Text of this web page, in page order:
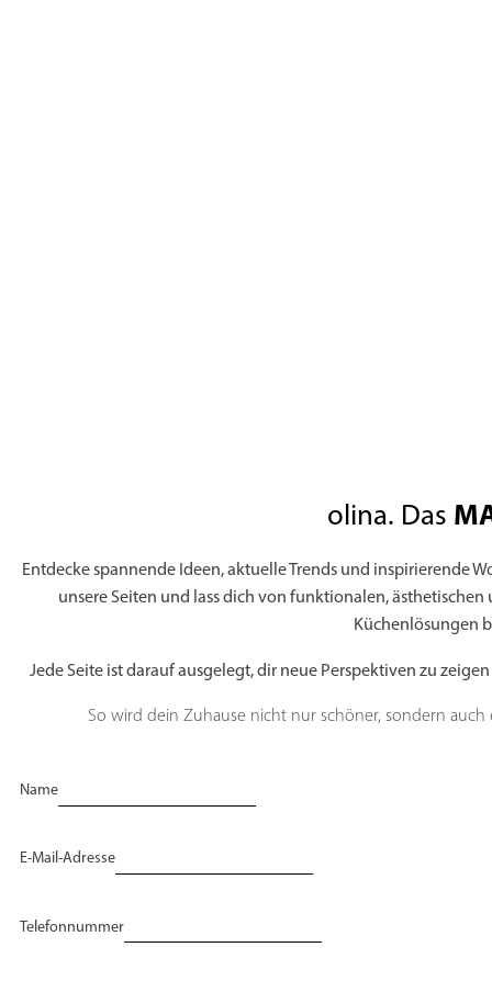
olina. Das
Entdecke spannende Ideen, aktuelle Trends und inspirierende
unsere Seiten und lass dich von funktionalen,
Küchenlösungen
Jede Seite ist darauf ausgelegt, dir neue Perspektiven zu
So wird dein Zuhause nicht nur schöner, sondern
Name
E-Mail-Adresse
Telefonnummer